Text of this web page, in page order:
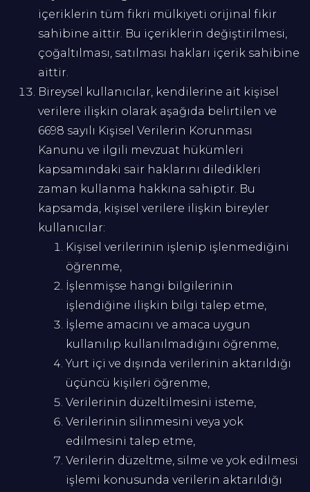
içeriklerin tüm fikri mülkiyeti orijinal fikir
sahibine aittir. Bu içeriklerin değiştirilmesi,
çoğaltılması, satılması hakları içerik sahibine
aittir.
Bireysel kullanıcılar, kendilerine ait kişisel
verilere ilişkin olarak aşağıda belirtilen ve
6698 sayılı Kişisel Verilerin Korunması
Kanunu ve ilgili mevzuat hükümleri
kapsamındaki sair haklarını diledikleri
zaman kullanma hakkına sahiptir. Bu
kapsamda, kişisel verilere ilişkin bireyler
kullanıcılar:
Kişisel verilerinin işlenip işlenmediğini
öğrenme,
İşlenmişse hangi bilgilerinin
işlendiğine ilişkin bilgi talep etme,
İşleme amacını ve amaca uygun
kullanılıp kullanılmadığını öğrenme,
Yurt içi ve dışında verilerinin aktarıldığı
üçüncü kişileri öğrenme,
Verilerinin düzeltilmesini isteme,
Verilerinin silinmesini veya yok
edilmesini talep etme,
Verilerin düzeltme, silme ve yok edilmesi
işlemi konusunda verilerin aktarıldığı